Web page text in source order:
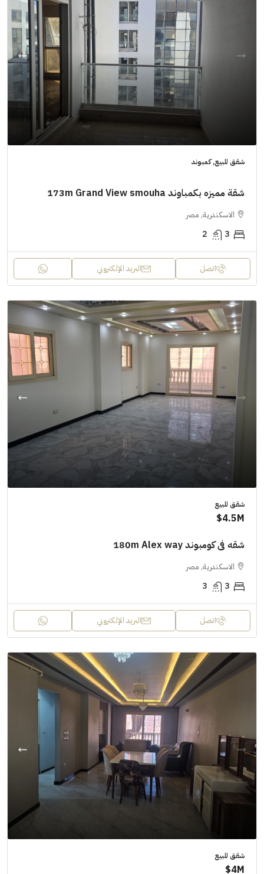
شقق للبيع, كمبوند
شقة مميزه بكمباوند 173m Grand View smouha
الاسكندرية, مصر
3
2
اتصل البريد الإلكتروني
شقق للبيع
4.5M$
شقه فى كومبوند 180m Alex way
الاسكندرية, مصر
3
3
اتصل البريد الإلكتروني
شقق للبيع
4M$